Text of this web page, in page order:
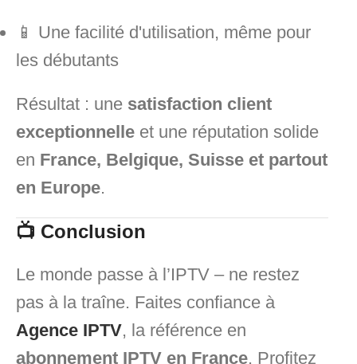
📱 Une facilité d'utilisation, même pour
les débutants
Résultat : une satisfaction client
exceptionnelle et une réputation solide
en France, Belgique, Suisse et partout
en Europe.
📺 Conclusion
Le monde passe à l’IPTV – ne restez
pas à la traîne. Faites confiance à
Agence IPTV, la référence en
abonnement IPTV en France. Profitez